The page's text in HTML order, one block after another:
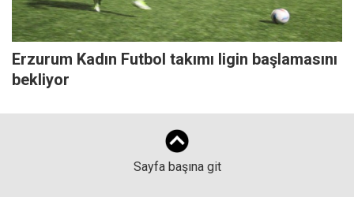
Erzurum Kadın Futbol takımı ligin başlamasını
bekliyor
Sayfa başına git